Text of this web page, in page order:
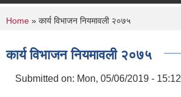
You are here
Home » कार्य विभाजन नियमावली २०७५
कार्य विभाजन नियमावली २०७५
Submitted on: Mon, 05/06/2019 - 15:12